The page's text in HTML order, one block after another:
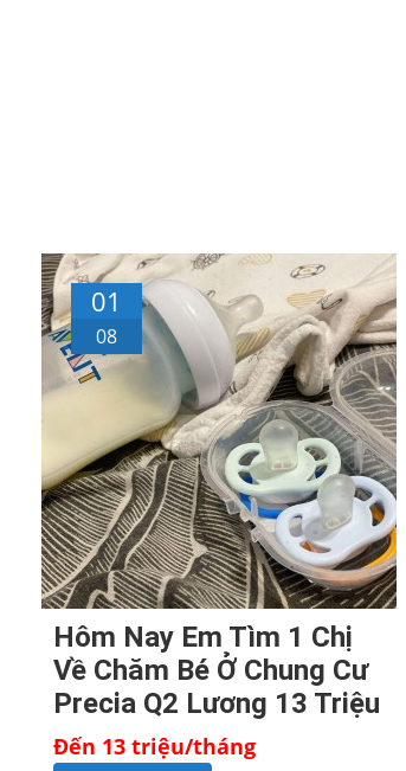
01
08
Hôm Nay Em Tìm 1 Chị
Về Chăm Bé Ở Chung Cư
Precia Q2 Lương 13 Triệu
Đến 13 triệu/tháng